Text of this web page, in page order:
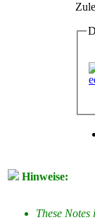
Hinweise:
These